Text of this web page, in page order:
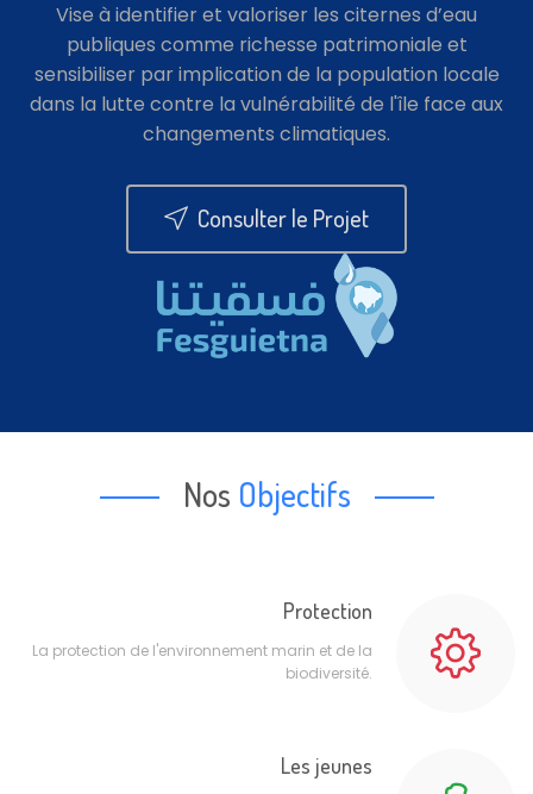
Vise à identifier et valoriser les citernes d’eau
publiques comme richesse patrimoniale et
sensibiliser par implication de la population locale
dans la lutte contre la vulnérabilité de l'île face aux
changements climatiques.
Consulter le Projet
Nos Objectifs
Protection
La protection de l'environnement marin et de la
biodiversité.
Les jeunes